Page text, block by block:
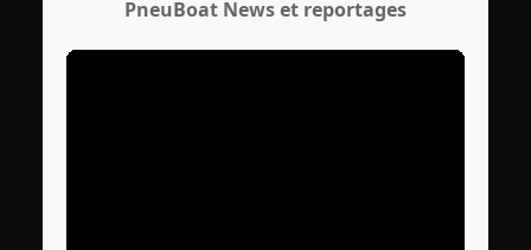
PneuBoat News et reportages